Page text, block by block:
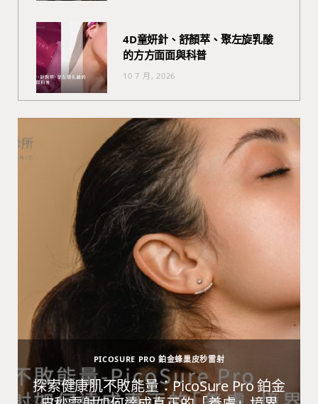
4D童妍針、舒顏萃、聚左旋乳酸
的方方面面與科普
10 7 月, 2026
PICOSURE PRO 鉑金蜂巢皮秒雷射
探索健康肌不敗能量：PicoSure Pro 鉑金